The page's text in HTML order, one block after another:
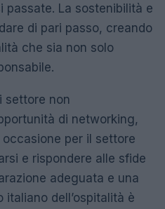
passate. La sostenibilità e
di pari passo, creando
che sia non solo
settore non
di networking,
per il settore
e rispondere alle sfide
adeguata e una
dell’ospitalità è